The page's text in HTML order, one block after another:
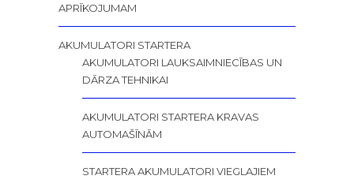
APRĪKOJUMAM
AKUMULATORI STARTERA
AKUMULATORI LAUKSAIMNIECĪBAS UN
DĀRZA TEHNIKAI
AKUMULATORI STARTERA KRAVAS
AUTOMAŠĪNĀM
STARTERA AKUMULATORI VIEGLAJIEM